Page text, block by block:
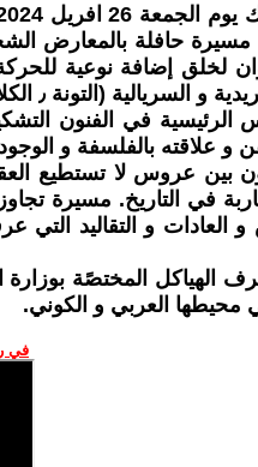
٫ الصياد ٫ النوارس ٫ انعكاس).
في الفنون
و علاقته بالفلسفة و
عروس لا تستطيع
في التاريخ. مسيرة
و التقاليد التي
الهياكل المختصًة
في